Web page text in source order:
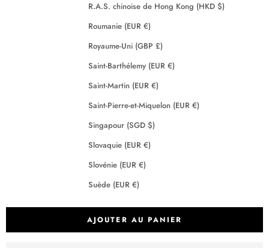
AJOUTER AU PANIER
R.A.S. chinoise de Hong Kong (HKD $)
Roumanie (EUR €)
Royaume-Uni (GBP £)
Saint-Barthélemy (EUR €)
Saint-Martin (EUR €)
Saint-Pierre-et-Miquelon (EUR €)
Singapour (SGD $)
Slovaquie (EUR €)
Slovénie (EUR €)
Suède (EUR €)
Suisse (CHF CHF)
Tchéquie (EUR €)